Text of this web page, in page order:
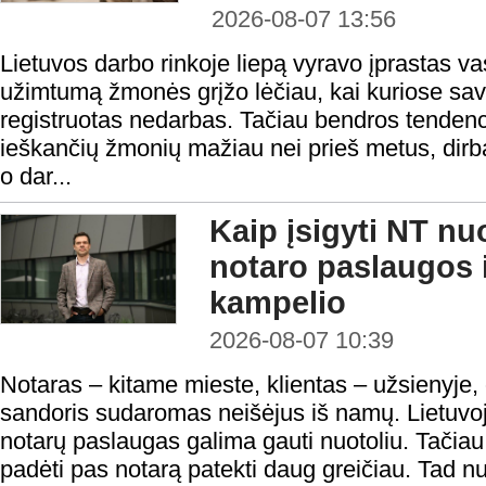
2026-08-07 13:56
Lietuvos darbo rinkoje liepą vyravo įprastas
užimtumą žmonės grįžo lėčiau, kai kuriose
registruotas nedarbas. Tačiau bendros
ieškančių žmonių mažiau nei prieš metus,
o dar...
Kaip įsigyti NT
notaro
kampelio
2026-08-07 10:39
Notaras – kitame mieste, klientas –
sandoris sudaromas neišėjus iš namų.
notarų paslaugas galima gauti nuotoliu.
padėti pas notarą patekti daug greičiau. Tad